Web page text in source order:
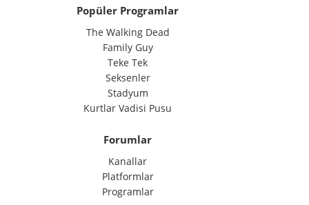
Popüler Programlar
The Walking Dead
Family Guy
Teke Tek
Seksenler
Stadyum
Kurtlar Vadisi Pusu
Forumlar
Kanallar
Platformlar
Programlar